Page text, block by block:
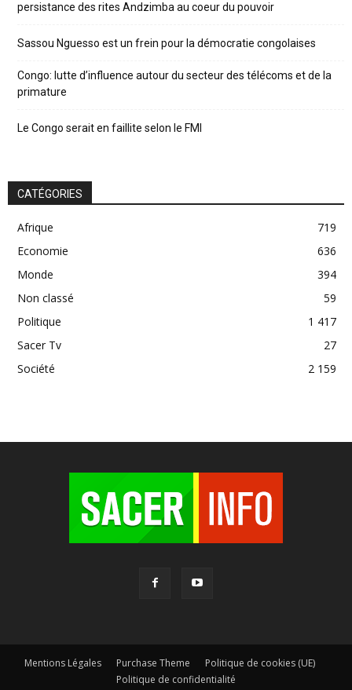
persistance des rites Andzimba au coeur du pouvoir
Sassou Nguesso est un frein pour la démocratie congolaises
Congo: lutte d’influence autour du secteur des télécoms et de la
primature
Le Congo serait en faillite selon le FMI
CATÉGORIES
Afrique
719
Economie
636
Monde
394
Non classé
59
Politique
1 417
Sacer Tv
27
Société
2 159
Mentions Légales Purchase Theme
Politique de cookies (UE)
Politique de confidentialité